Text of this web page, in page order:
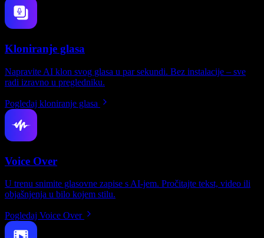
Kloniranje glasa
Napravite AI klon svog glasa u par sekundi. Bez instalacije – sve
radi izravno u pregledniku.
Pogledaj kloniranje glasa
Voice Over
U trenu snimite glasovne zapise s AI-jem. Pročitajte tekst, video ili
objašnjenja u bilo kojem stilu.
Pogledaj Voice Over